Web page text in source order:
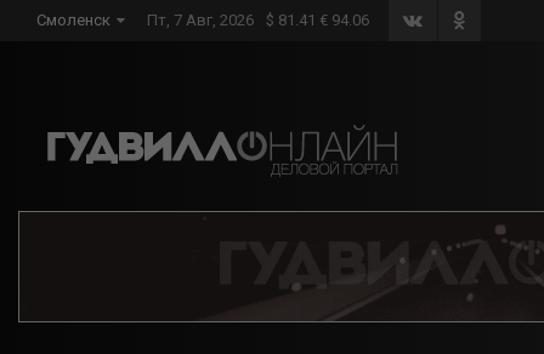
Смоленск Пт, 7 Авг, 2026 $ 81.41 € 94.06